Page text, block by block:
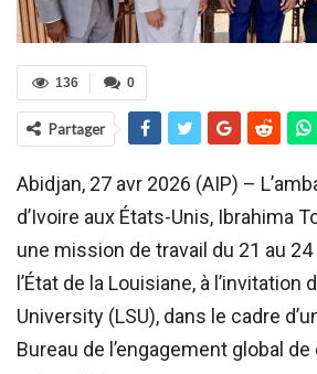
0
136
Partager
Abidjan, 27 avr 2026 (AIP) –
d’Ivoire aux États-Unis, Ibrahima
une mission de travail du 21 au
l’État de la Louisiane, à l’invitation
University (LSU), dans le cadre
Bureau de l’engagement global